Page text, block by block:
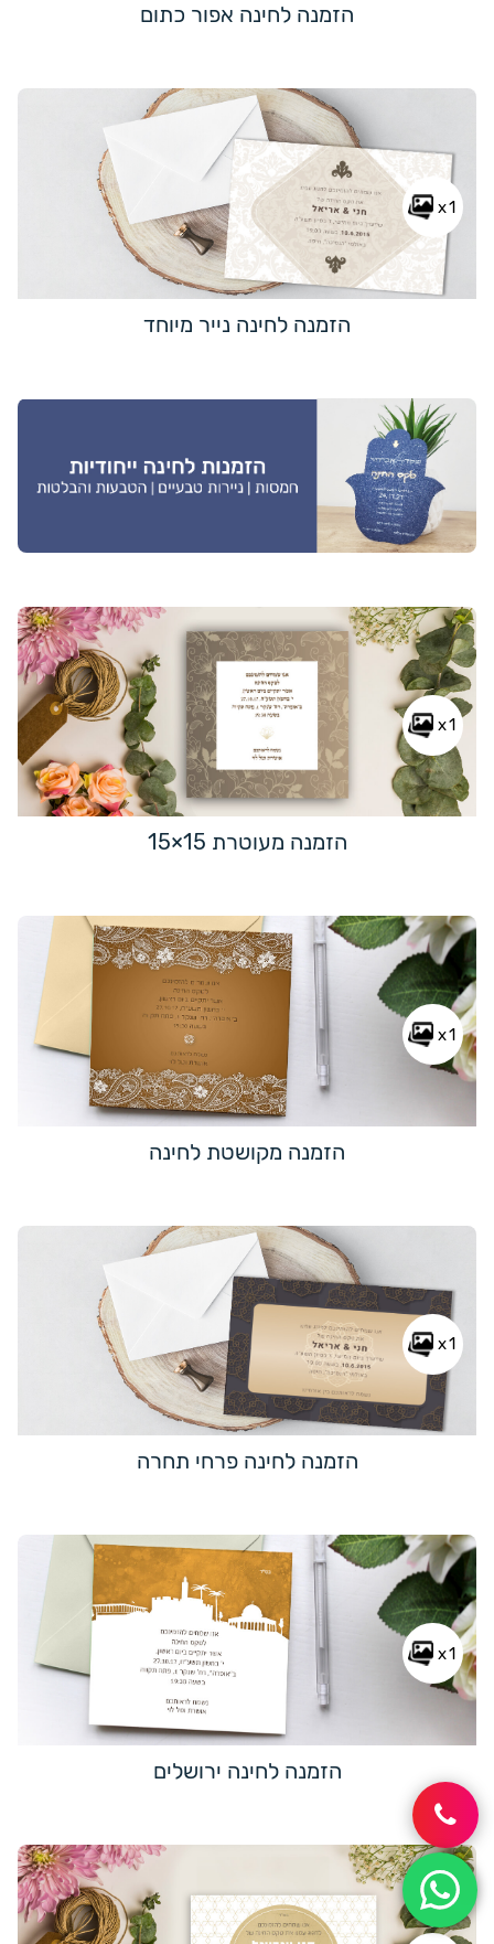
הזמנה לחינה אפור כתום
x1
הזמנה לחינה נייר מיוחד
x1
הזמנה מעוטרת 15×15
x1
הזמנה מקושטת לחינה
x1
הזמנה לחינה פרחי תחרה
x1
הזמנה לחינה ירושלים